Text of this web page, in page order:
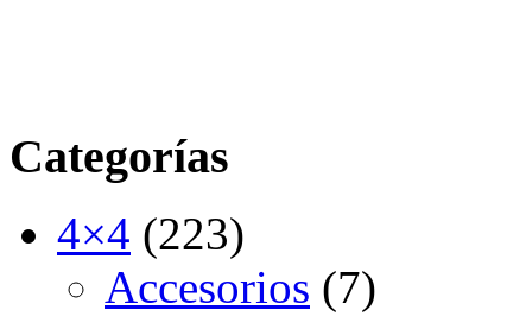
Categorías
4×4 (223)
Accesorios (7)